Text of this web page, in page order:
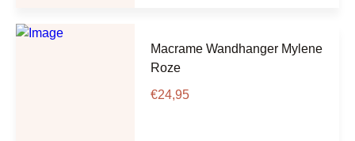
Macrame Wandhanger Mylene
Roze
€24,95